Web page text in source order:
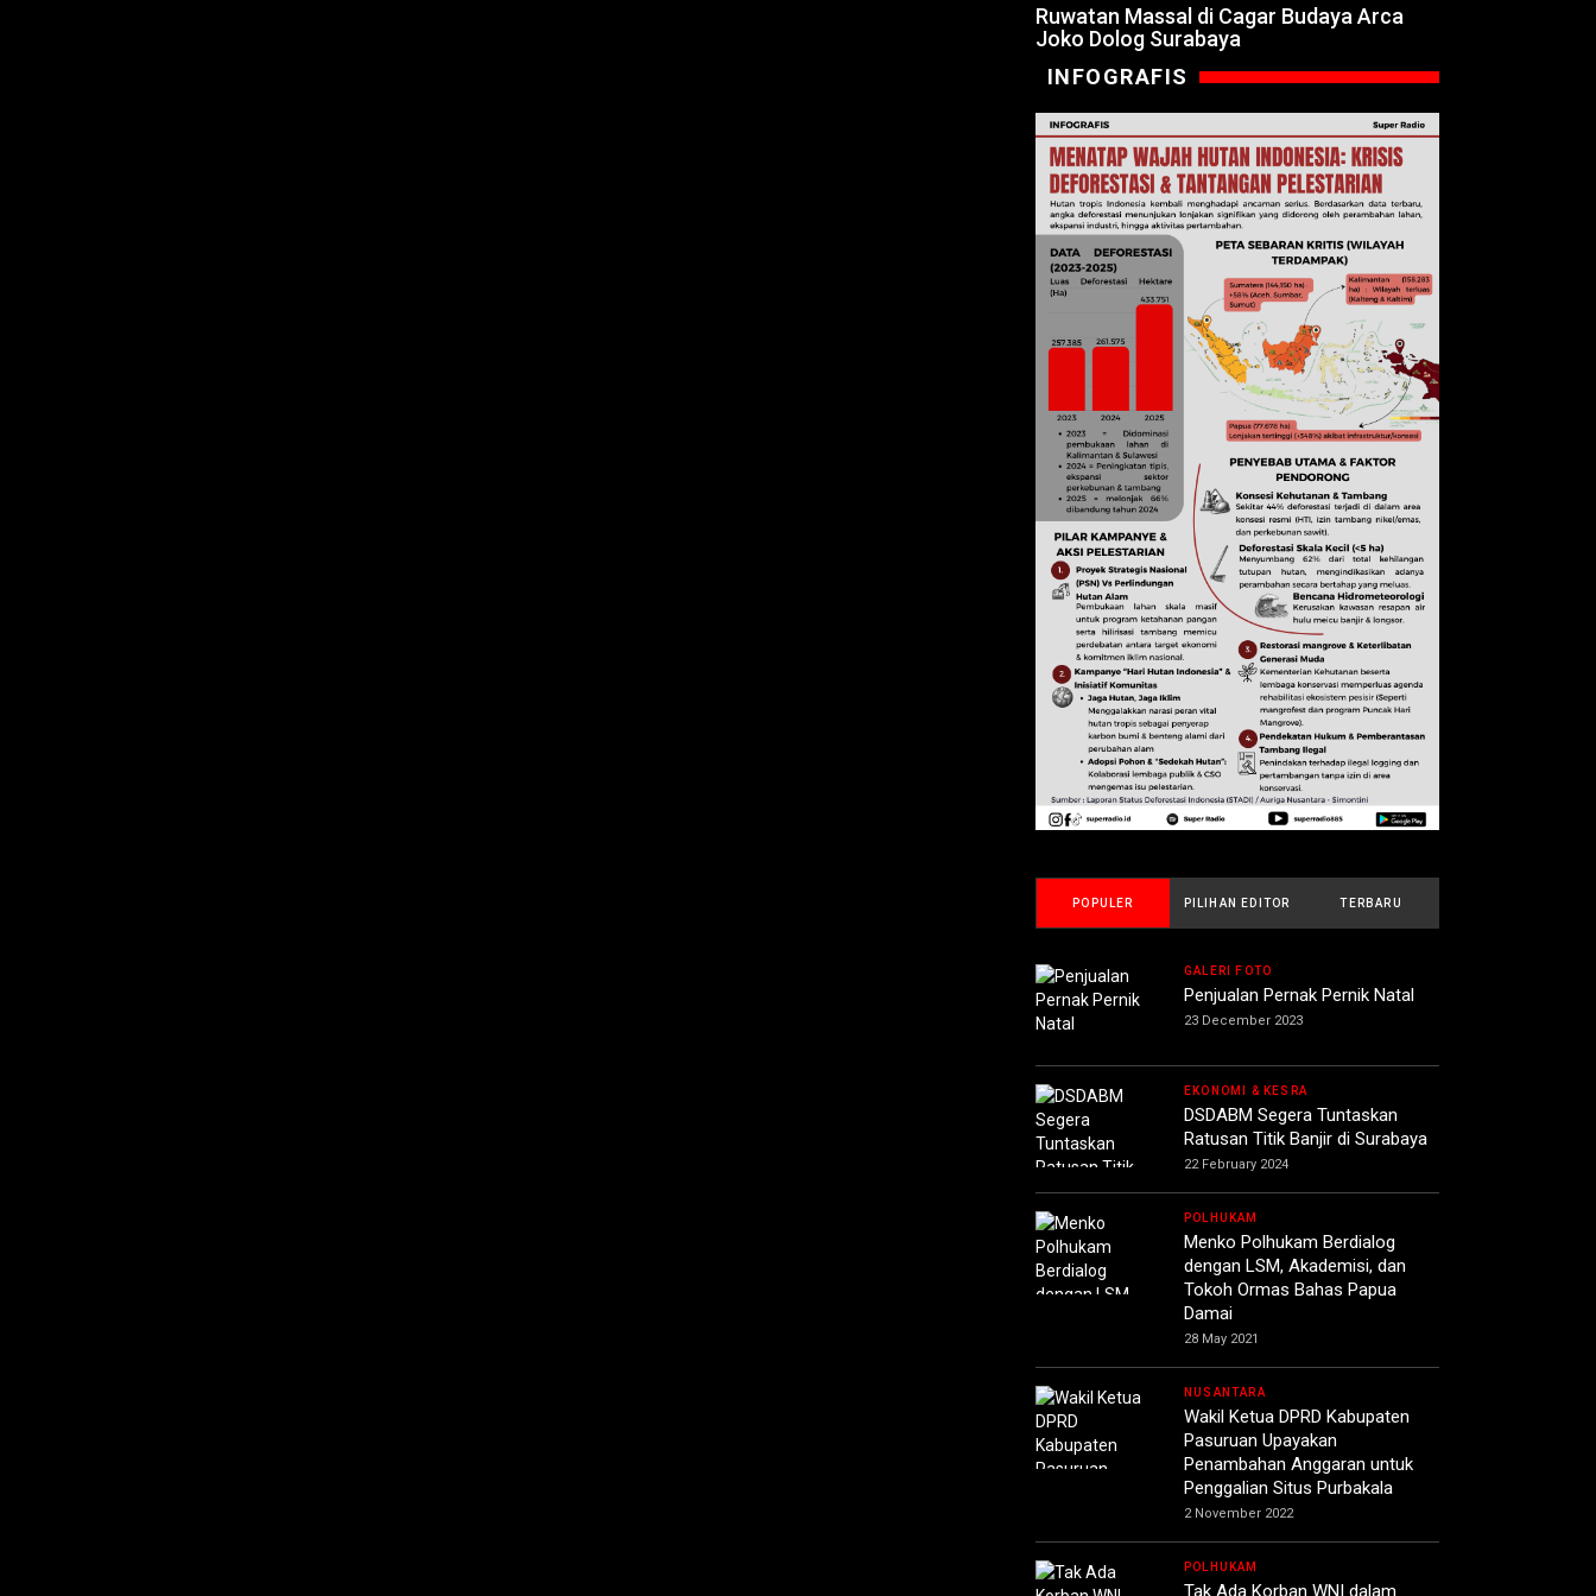
Ruwatan Massal di Cagar Budaya Arca
Joko Dolog Surabaya
INFOGRAFIS
POPULER PILIHAN EDITOR TERBARU
GALERI FOTO
Penjualan Pernak Pernik Natal
23 December 2023
EKONOMI & KESRA
DSDABM Segera Tuntaskan
Ratusan Titik Banjir di Surabaya
22 February 2024
POLHUKAM
Menko Polhukam Berdialog
dengan LSM, Akademisi, dan
Tokoh Ormas Bahas Papua
Damai
28 May 2021
NUSANTARA
Wakil Ketua DPRD Kabupaten
Pasuruan Upayakan
Penambahan Anggaran untuk
Penggalian Situs Purbakala
2 November 2022
POLHUKAM
Tak Ada Korban WNI dalam